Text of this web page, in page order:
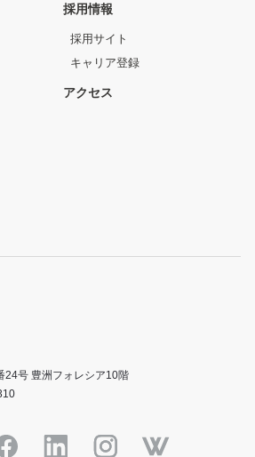
採用情報
採用サイト
キャリア登録
アクセス
24号 豊洲フォレシア10階